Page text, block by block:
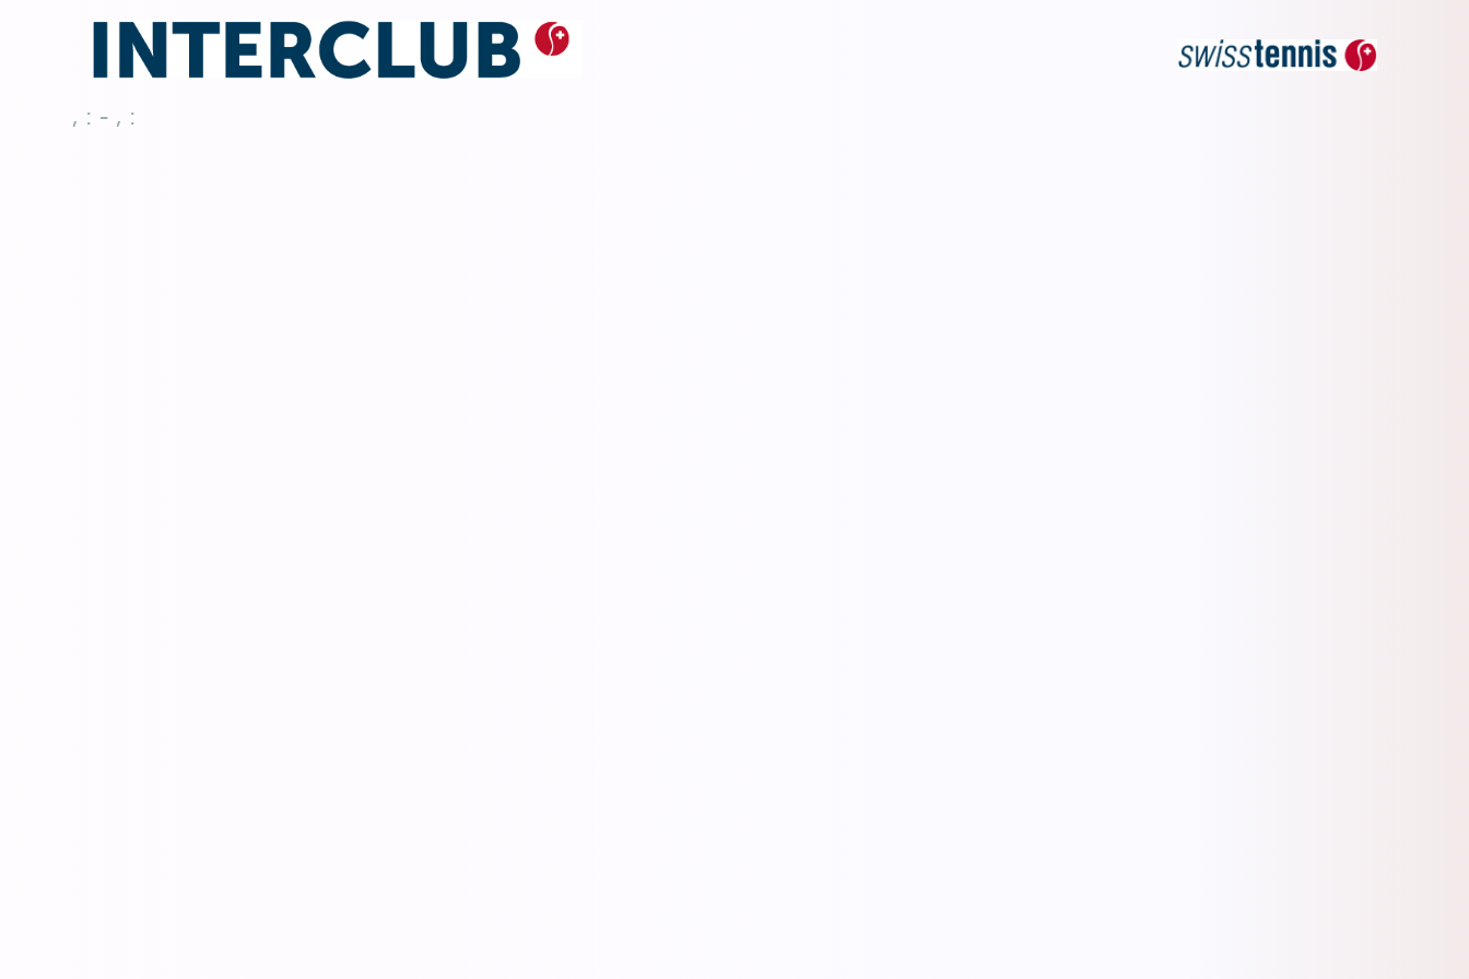
, : - , :